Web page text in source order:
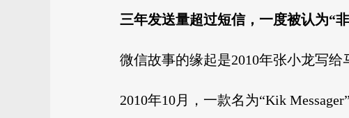
三年发送量超过短信， 一度被认为“
微信故事的缘起是2010年张小龙写给
2010年10月，一款名为“Kik